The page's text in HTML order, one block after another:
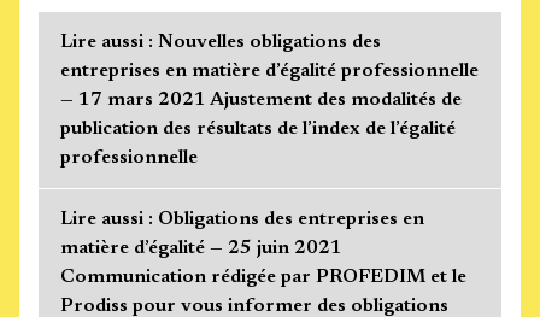
Lire aussi : Nouvelles obligations des
entreprises en matière d’égalité professionnelle
— 17 mars 2021 Ajustement des modalités de
publication des résultats de l’index de l’égalité
professionnelle
Lire aussi : Obligations des entreprises en
matière d’égalité — 25 juin 2021
Communication rédigée par PROFEDIM et le
Prodiss pour vous informer des obligations